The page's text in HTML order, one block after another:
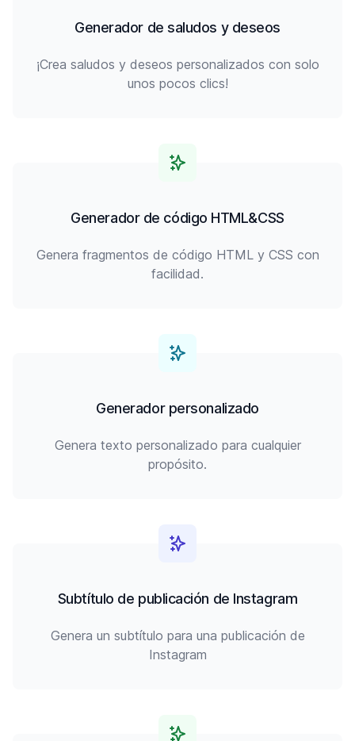
Generador de saludos y deseos
¡Crea saludos y deseos personalizados con solo
unos pocos clics!
Generador de código HTML&CSS
Genera fragmentos de código HTML y CSS con
facilidad.
Generador personalizado
Genera texto personalizado para cualquier
propósito.
Subtítulo de publicación de Instagram
Genera un subtítulo para una publicación de
Instagram